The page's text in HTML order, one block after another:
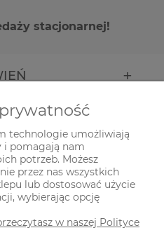
stacjonarnej!
technologie umożliwiają
i pomagają nam
potrzeb. Możesz
przez nas wszystkich
lub dostosować użycie
wybierając opcję
w naszej Polityce